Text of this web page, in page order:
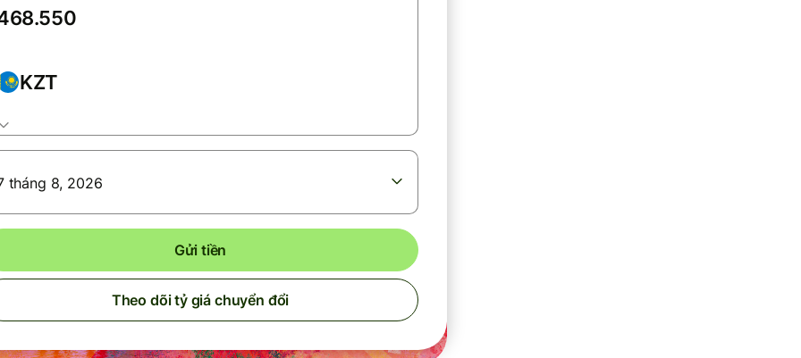
KZT
tháng 8, 2026
Gửi tiền
Theo dõi tỷ giá chuyển đổi